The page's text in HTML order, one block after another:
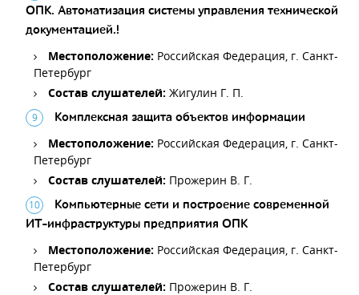
ОПК. Автоматизация системы управления технической
документацией.!
Местоположение: Российская Федерация, г. Санкт-
Петербург
Состав слушателей:Жигулин Г. П.
Комплексная защита объектов информации
Местоположение: Российская Федерация, г. Санкт-
Петербург
Состав слушателей: Прожерин В. Г.
Компьютерные сети и построение современной
ИТ-инфраструктуры предприятия ОПК
Местоположение: Российская Федерация, г. Санкт-
Петербург
Состав слушателей: Прожерин В. Г.